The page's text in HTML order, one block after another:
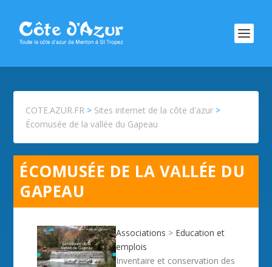
COTE.AZUR.FR > Sites internet de la côte d'azur >
Écomusée de la vallée du Gapeau
ÉCOMUSÉE DE LA VALLÉE DU
GAPEAU
Associations > Education et
emplois
Inventaire et conservation des